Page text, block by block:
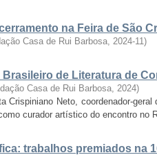
na Feira de São
Casa de Rui Barbosa, 2024-11)
de Literatura de
Casa de Rui Barbosa, 2024)
Crispiniano Neto, coordenador-
curador artístico do encontro no
trabalhos premiados na